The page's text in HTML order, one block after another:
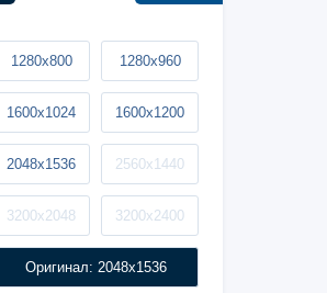
1280x800 1280x960
1600x1024 1600x1200
2048x1536 2560x1440
3200x2048 3200x2400
Оригинал: 2048x1536